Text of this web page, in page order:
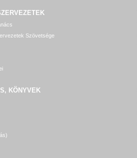
Szövetsége
KÖNYVEK